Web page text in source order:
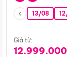
13/08
Giá từ: